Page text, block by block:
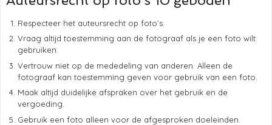
Respecteer het auteursrecht op foto’s.
Vraag altijd toestemming aan de fotograaf als je een foto wilt
gebruiken.
Vertrouw niet op de mededeling van anderen. Alleen de
fotograaf kan toestemming geven voor gebruik van een foto.
Maak altijd duidelijke afspraken over het gebruik en de
vergoeding.
Gebruik een foto alleen voor de afgesproken doeleinden.